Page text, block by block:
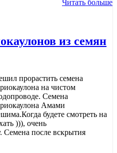
Читать больше
из семян
прорастить семена
на чистом
Семена
Амами
будете смотреть на
))), очень
Семена после вскрытия